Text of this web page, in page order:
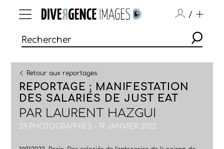
/
Retour aux reportages
REPORTAGE : MANIFESTATION
DES SALARIÉS DE JUST EAT
PAR LAURENT HAZGUI
28 PHOTOGRAPHIES - 19 JANVIER 2022